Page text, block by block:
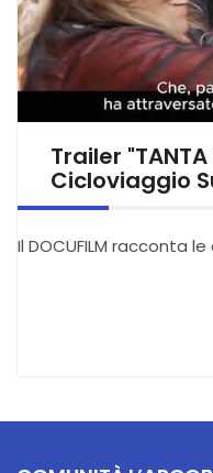
Trailer "TANTA
Cicloviaggio
Il DOCUFILM racconta